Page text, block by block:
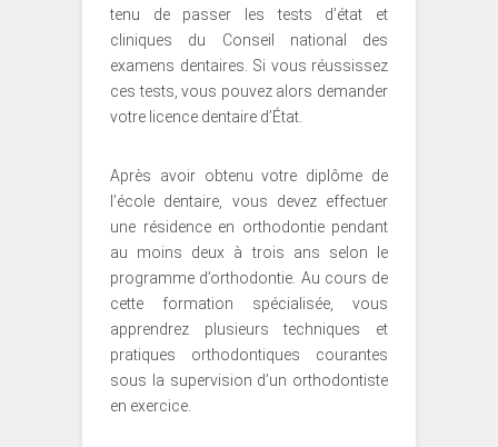
tenu de passer les tests d’état et
cliniques du Conseil national des
examens dentaires. Si vous réussissez
ces tests, vous pouvez alors demander
votre licence dentaire d’État.
Après avoir obtenu votre diplôme de
l’école dentaire, vous devez effectuer
une résidence en orthodontie pendant
au moins deux à trois ans selon le
programme d’orthodontie. Au cours de
cette formation spécialisée, vous
apprendrez plusieurs techniques et
pratiques orthodontiques courantes
sous la supervision d’un orthodontiste
en exercice.